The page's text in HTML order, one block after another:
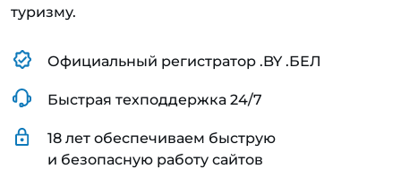
туризму.
Официальный регистратор .BY .БЕЛ
Быстрая техподдержка 24/7
18 лет обеспечиваем быструю
и безопасную работу сайтов